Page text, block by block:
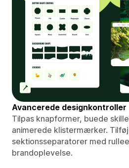
Avancerede designkontroller
Tilpas knapformer, buede
animerede klistermærker.
sektionsseparatorer med
brandoplevelse.